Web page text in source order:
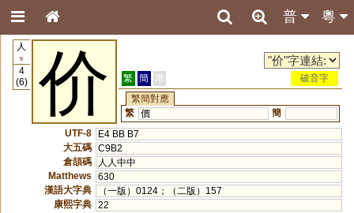
粵
普
人
9
4
(6)
价 繁 簡 港
破音字
繁簡對應
繁 價
簡
UTF-8
E4 BB B7
大五碼 C9B2
倉頡碼
人人中中
Matthews
630
漢語大字典
（一版）0124；（二版）157
康熙字典 22